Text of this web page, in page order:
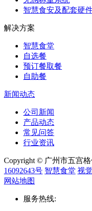
智慧食安及配套硬
解决方案
智慧食堂
自选餐
预订餐取餐
自助餐
新闻动态
公司新闻
产品动态
常见问答
行业资讯
Copyright © 广州市五宫
16092643号 智慧食堂 视
网站地图
服务热线: